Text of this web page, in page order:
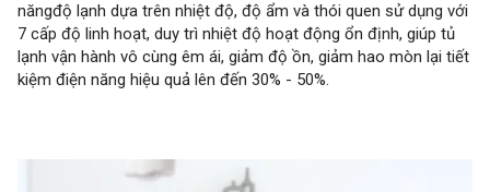
năngđộ lạnh dựa trên nhiệt độ, độ ẩm và thói quen sử dụng với
7 cấp độ linh hoạt, duy trì nhiệt độ hoạt động ổn định, giúp tủ
lạnh vận hành vô cùng êm ái, giảm độ ồn, giảm hao mòn lại tiết
kiệm điện năng hiệu quả lên đến 30% - 50%.